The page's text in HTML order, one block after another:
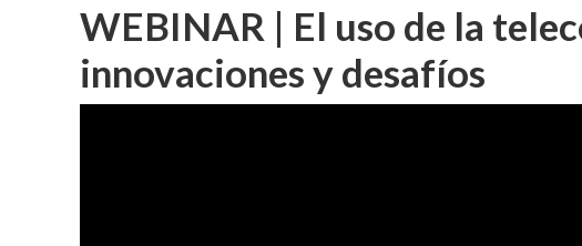
WEBINAR | El uso de la
innovaciones y desafíos